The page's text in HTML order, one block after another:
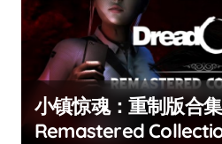
小镇惊魂：重制版合
Remastered